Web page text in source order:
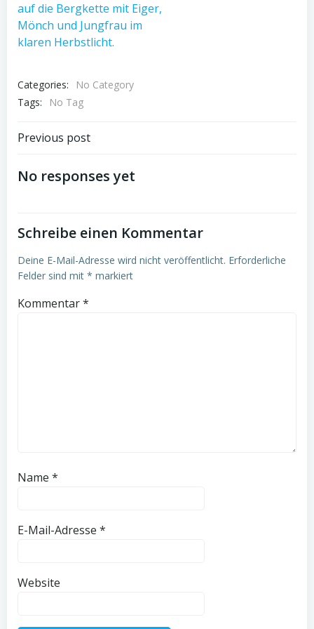
Categories:
No Category
Tags:
No Tag
Post
navigation
Previous post
No responses yet
Schreibe einen Kommentar
Deine E-Mail-Adresse wird nicht veröffentlicht. Erforderliche
Felder sind mit * markiert
Kommentar*
Name *
E-Mail-Adresse *
Website